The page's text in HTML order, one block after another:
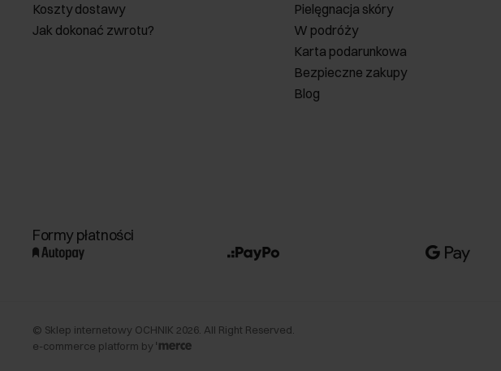
Koszty dostawy
Jak dokonać zwrotu?
Pielęgnacja skóry
W podróży
Karta podarunkowa
Bezpieczne zakupy
Blog
Formy płatności
© Sklep internetowy OCHNIK 2026 . All Right Reserved.
e-commerce platform by